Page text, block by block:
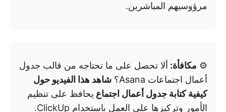
مرؤوسيهم المباشرين.
⚙️ مكافأة: ألا تحصل على ما تحتاجه من قالب جدول
أعمال اجتماعات Asana؟
شاهد هذا الفيديو حول
كيفية كتابة جدول أعمال اجتماع يحافظ على تنظيم
الأمور وتركيزها على العمل باستخدام ClickUp.